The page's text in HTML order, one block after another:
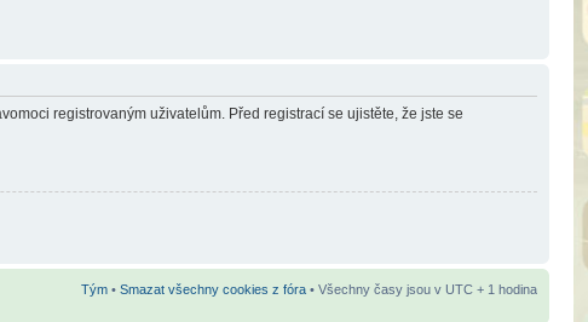
registrovaným uživatelům. Před registrací se ujistěte, že jste se
Tým • Smazat všechny cookies z fóra • Všechny časy jsou v UTC + 1 hodina